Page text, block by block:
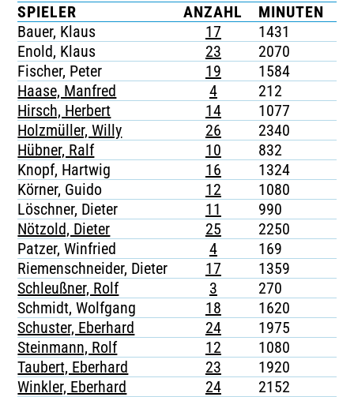
TICKETING
SPIELER
ANZAHL MINUTEN
Bauer, Klaus
17 1431
Enold, Klaus
23 2070
Fischer, Peter
19 1584
Haase, Manfred
4 212
Hirsch, Herbert
14 1077
Holzmüller, Willy
26 2340
Hübner, Ralf
10 832
Knopf, Hartwig
16 1324
Körner, Guido
12 1080
Löschner, Dieter
11 990
Nötzold, Dieter
25 2250
Patzer, Winfried
4 169
Riemenschneider, Dieter
17 1359
Schleußner, Rolf
3 270
Schmidt, Wolfgang
18 1620
Schuster, Eberhard
24 1975
Steinmann, Rolf
12 1080
Taubert, Eberhard
23 1920
Winkler, Eberhard
24 2152